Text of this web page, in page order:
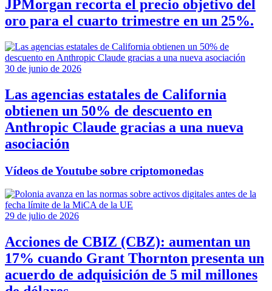
JPMorgan recorta el precio objetivo del
oro para el cuarto trimestre en un 25%.
30 de junio de 2026
Las agencias estatales de California
obtienen un 50% de descuento en
Anthropic Claude gracias a una nueva
asociación
Vídeos de Youtube sobre criptomonedas
29 de julio de 2026
Acciones de CBIZ (CBZ): aumentan un
17% cuando Grant Thornton presenta un
acuerdo de adquisición de 5 mil millones